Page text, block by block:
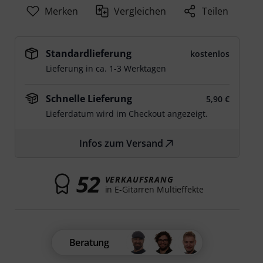
Merken Vergleichen Teilen
Standardlieferung
kostenlos
Lieferung in ca. 1-3 Werktagen
Schnelle Lieferung
5,90 €
Lieferdatum wird im Checkout angezeigt.
Infos zum Versand
52 VERKAUFSRANG
in E-Gitarren Multieffekte
Beratung